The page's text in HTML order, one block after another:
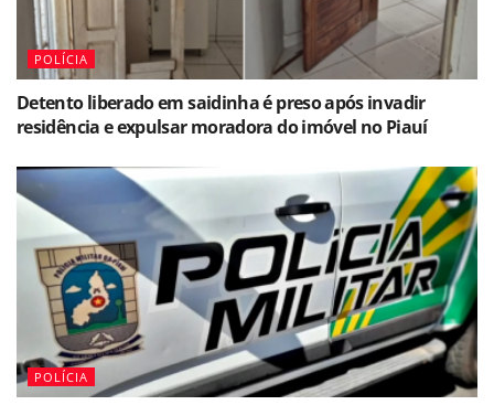
POLÍCIA
Detento liberado em saidinha é preso após invadir
residência e expulsar moradora do imóvel no Piauí
POLÍCIA